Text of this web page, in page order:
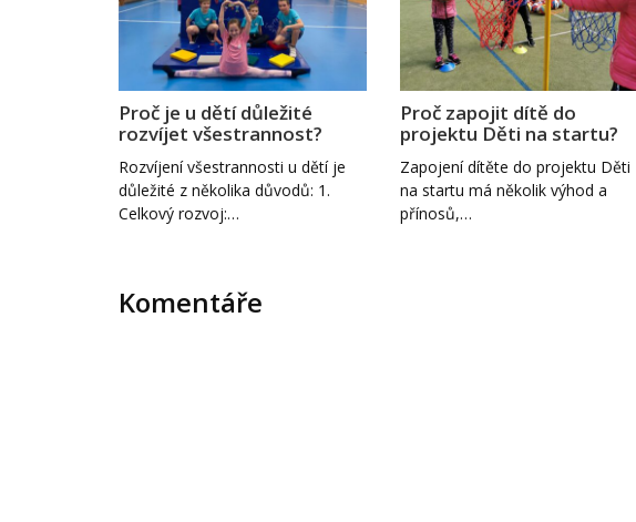
Proč je u dětí důležité
rozvíjet všestrannost?
Rozvíjení všestrannosti u dětí je
důležité z několika důvodů: 1.
Celkový rozvoj:…
Proč zapojit dítě do
projektu Děti na startu?
Zapojení dítěte do projektu Děti
na startu má několik výhod a
přínosů,…
Komentáře